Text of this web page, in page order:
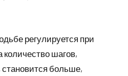
регулируется при
количество шагов,
больше,